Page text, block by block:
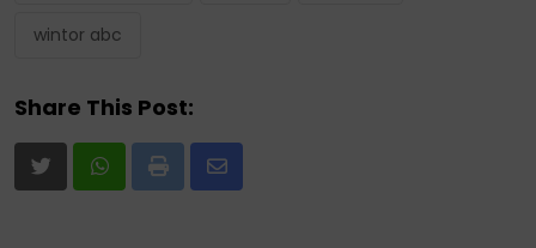
wintor abc
Share This Post:
Print
Share